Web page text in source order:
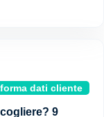
dati cliente
9